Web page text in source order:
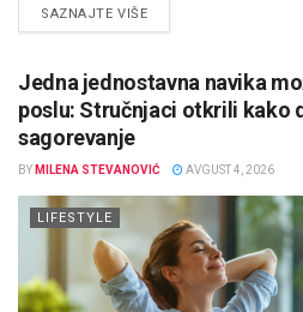
SAZNAJTE VIŠEDETAILS
Jedna jednostavna navika
poslu: Stručnjaci otkrili kako
sagorevanje
BY MILENA STEVANOVIĆ AVGUST 4, 2026
LIFESTYLE